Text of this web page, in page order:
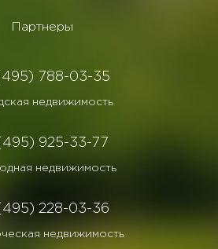
Партнеры
788-03-35
недвижимость
925-33-77
недвижимость
228-03-36
недвижимость